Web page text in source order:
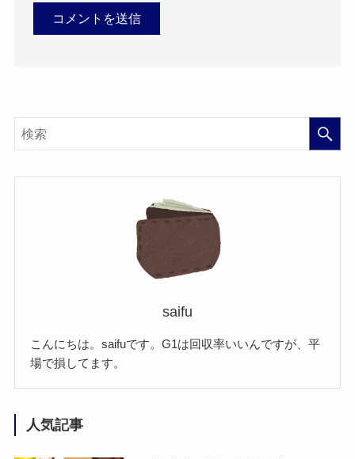
saifu
こんにちは。saifuです。G1は回収率いいんですが、平
場で損してます。
人気記事